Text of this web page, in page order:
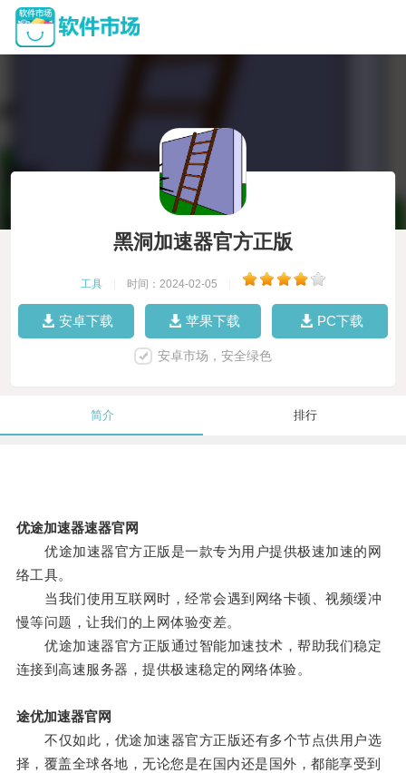
黑洞加速器官方正版
工具 时间：2024-02-05
安卓下载 苹果下载 PC下载
安卓市场，安全绿色
简介 排行
优途加速器速器官网
优途加速器官方正版是一款专为用户提供极速加速的网
络工具。
当我们使用互联网时，经常会遇到网络卡顿、视频缓冲
慢等问题，让我们的上网体验变差。
优途加速器官方正版通过智能加速技术，帮助我们稳定
连接到高速服务器，提供极速稳定的网络体验。
途优加速器官网
不仅如此，优途加速器官方正版还有多个节点供用户选
择，覆盖全球各地，无论您是在国内还是国外，都能享受到